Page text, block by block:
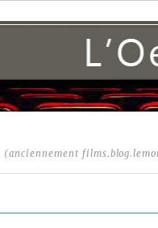
(anciennement